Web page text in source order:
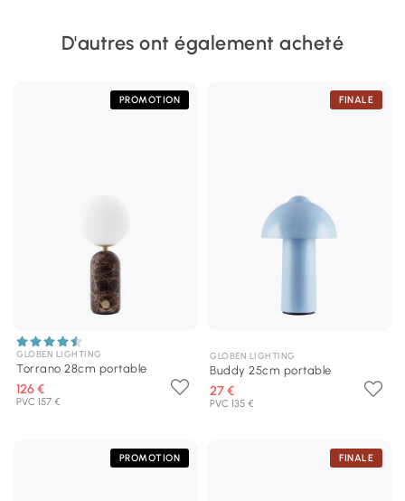
D'autres ont également acheté
PROMOTION
GLOBEN LIGHTING
Torrano 28cm portable
126 €
PVC 157 €
FINALE
GLOBEN LIGHTING
Buddy 25cm portable
27 €
PVC 135 €
PROMOTION FINALE